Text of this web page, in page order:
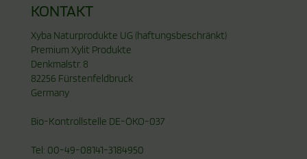
KONTAKT
Xyba Naturprodukte UG (haftungsbeschränkt)
Premium Xylit Produkte
Denkmalstr. 8
82256 Fürstenfeldbruck
Germany
Bio-Kontrollstelle DE-ÖKO-037
Tel: 00-49-08141-3184950